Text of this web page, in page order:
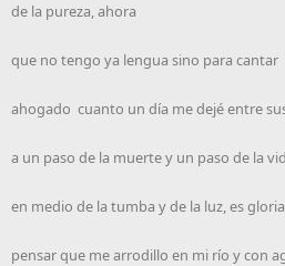
de la pureza, ahora
que no tengo ya lengua sino para cantar
ahogado cuanto un día me dejé entre
a un paso de la muerte y un paso de la
en medio de la tumba y de la luz, es gloria
pensar que me arrodillo en mi río y con